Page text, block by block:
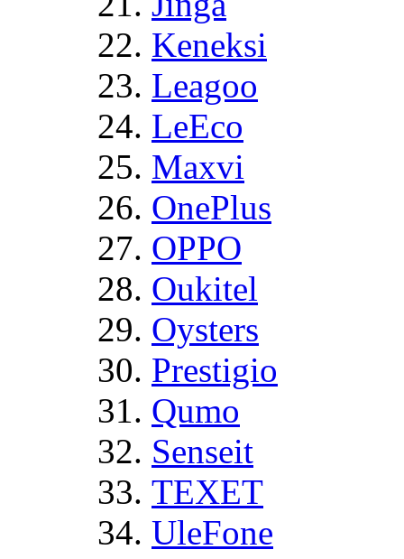
Keneksi
Leagoo
LeEco
Maxvi
OnePlus
OPPO
Oukitel
Oysters
Prestigio
Qumo
Senseit
TEXET
UleFone